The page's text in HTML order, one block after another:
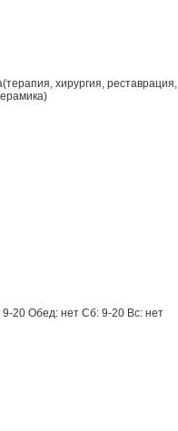
хирургия, реставрация,
9-20 Обед: нет Сб: 9-20 Вс: нет